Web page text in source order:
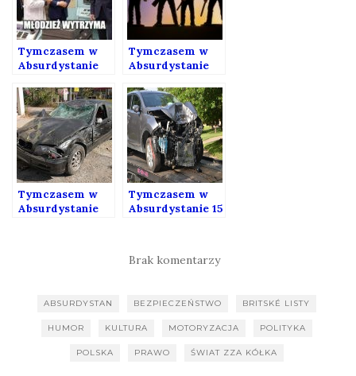
Tymczasem w
Absurdystanie
Tymczasem w
Absurdystanie
Tymczasem w
Absurdystanie
Tymczasem w
Absurdystanie 15
Brak komentarzy
ABSURDYSTAN BEZPIECZEŃSTWO BRITSKÉ LISTY
HUMOR KULTURA MOTORYZACJA POLITYKA
POLSKA PRAWO ŚWIAT ZZA KÓŁKA